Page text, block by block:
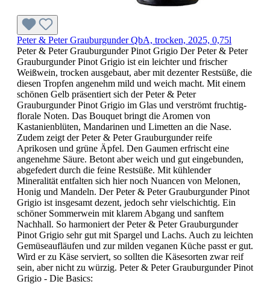
Peter & Peter Grauburgunder QbA, trocken, 2025, 0,75l
Peter & Peter Grauburgunder Pinot Grigio Der Peter & Peter
Grauburgunder Pinot Grigio ist ein leichter und frischer
Weißwein, trocken ausgebaut, aber mit dezenter Restsüße, die
diesen Tropfen angenehm mild und weich macht. Mit einem
schönen Gelb präsentiert sich der Peter & Peter
Grauburgunder Pinot Grigio im Glas und verströmt fruchtig-
florale Noten. Das Bouquet bringt die Aromen von
Kastanienblüten, Mandarinen und Limetten an die Nase.
Zudem zeigt der Peter & Peter Grauburgunder reife
Aprikosen und grüne Äpfel. Den Gaumen erfrischt eine
angenehme Säure. Betont aber weich und gut eingebunden,
abgefedert durch die feine Restsüße. Mit kühlender
Mineralität entfalten sich hier noch Nuancen von Melonen,
Honig und Mandeln. Der Peter & Peter Grauburgunder Pinot
Grigio ist insgesamt dezent, jedoch sehr vielschichtig. Ein
schöner Sommerwein mit klarem Abgang und sanftem
Nachhall. So harmoniert der Peter & Peter Grauburgunder
Pinot Grigio sehr gut mit Spargel und Lachs. Auch zu leichten
Gemüseaufläufen und zur milden veganen Küche passt er gut.
Wird er zu Käse serviert, so sollten die Käsesorten zwar reif
sein, aber nicht zu würzig. Peter & Peter Grauburgunder Pinot
Grigio - Die Basics: